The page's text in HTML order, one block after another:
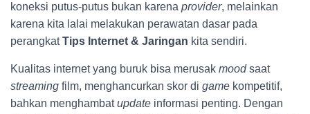
koneksi putus-putus bukan karena provider, melainkan
karena kita lalai melakukan perawatan dasar pada
perangkatTips Internet & Jaringan kita sendiri.
Kualitas internet yang buruk bisa merusak moodsaat
streaming film, menghancurkan skor di game kompetitif,
bahkan menghambatupdate informasi penting. Dengan